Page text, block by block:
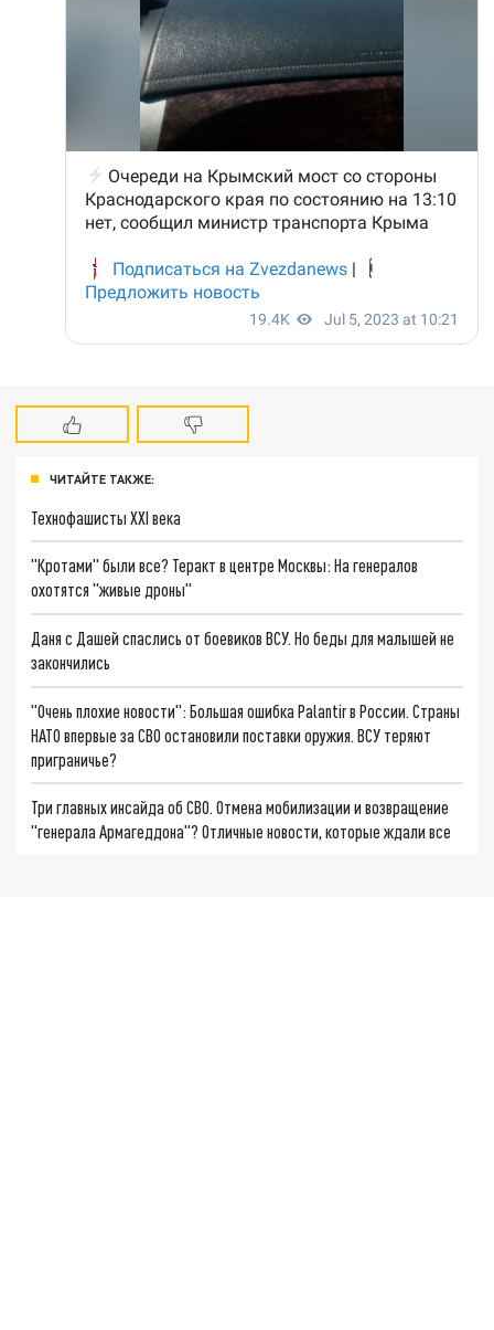
ЧИТАЙТЕ ТАКЖЕ:
Технофашисты XXI века
"Кротами" были все? Теракт в центре Москвы: На генералов
охотятся "живые дроны"
Даня с Дашей спаслись от боевиков ВСУ. Но беды для малышей не
закончились
"Очень плохие новости": Большая ошибка Palantir в России. Страны
НАТО впервые за СВО остановили поставки оружия. ВСУ теряют
приграничье?
Три главных инсайда об СВО. Отмена мобилизации и возвращение
"генерала Армагеддона"? Отличные новости, которые ждали все